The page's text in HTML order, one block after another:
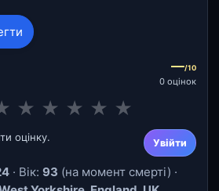
—/10
0 оцінок
★ ★ ★ ★ ★
оцінку. Увійти
· Вік: 93 (на момент смерті) ·